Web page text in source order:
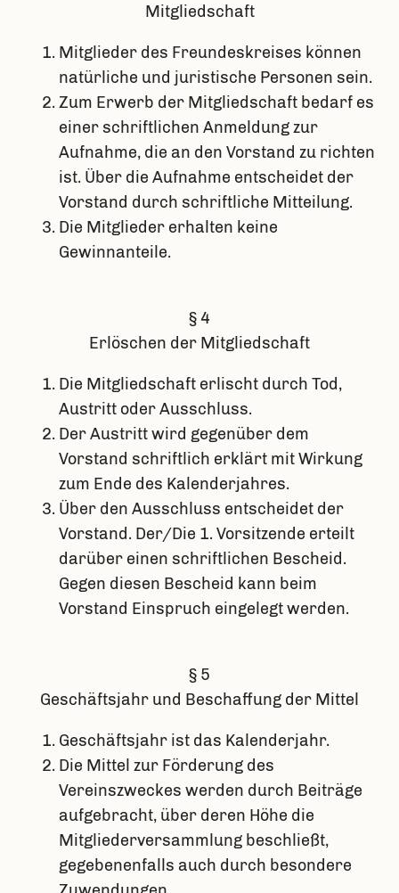
Mitgliedschaft
Mitglieder des Freundeskreises können
natürliche und juristische Personen sein.
Zum Erwerb der Mitgliedschaft bedarf es
einer schriftlichen Anmeldung zur
Aufnahme, die an den Vorstand zu richten
ist. Über die Aufnahme entscheidet der
Vorstand durch schriftliche Mitteilung.
Die Mitglieder erhalten keine
Gewinnanteile.
§ 4
Erlöschen der Mitgliedschaft
Die Mitgliedschaft erlischt durch Tod,
Austritt oder Ausschluss.
Der Austritt wird gegenüber dem
Vorstand schriftlich erklärt mit Wirkung
zum Ende des Kalenderjahres.
Über den Ausschluss entscheidet der
Vorstand. Der/Die 1. Vorsitzende erteilt
darüber einen schriftlichen Bescheid.
Gegen diesen Bescheid kann beim
Vorstand Einspruch eingelegt werden.
§ 5
Geschäftsjahr und Beschaffung der Mittel
Geschäftsjahr ist das Kalenderjahr.
Die Mittel zur Förderung des
Vereinszweckes werden durch Beiträge
aufgebracht, über deren Höhe die
Mitgliederversammlung beschließt,
gegebenenfalls auch durch besondere